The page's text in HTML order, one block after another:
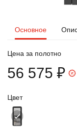
Основное
Цвет
Цена за полотно
56 575 ₽